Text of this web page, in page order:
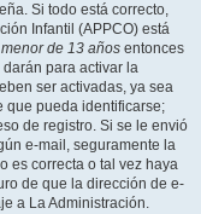
Si todo está correcto,
Infantil (APPCO) está
de 13 años entonces
para activar la
ser activadas, ya sea
que pueda identificarse;
de registro. Si se le envió
e-mail, seguramente la
es correcta o tal vez haya
de que la dirección de e-
a La Administración.